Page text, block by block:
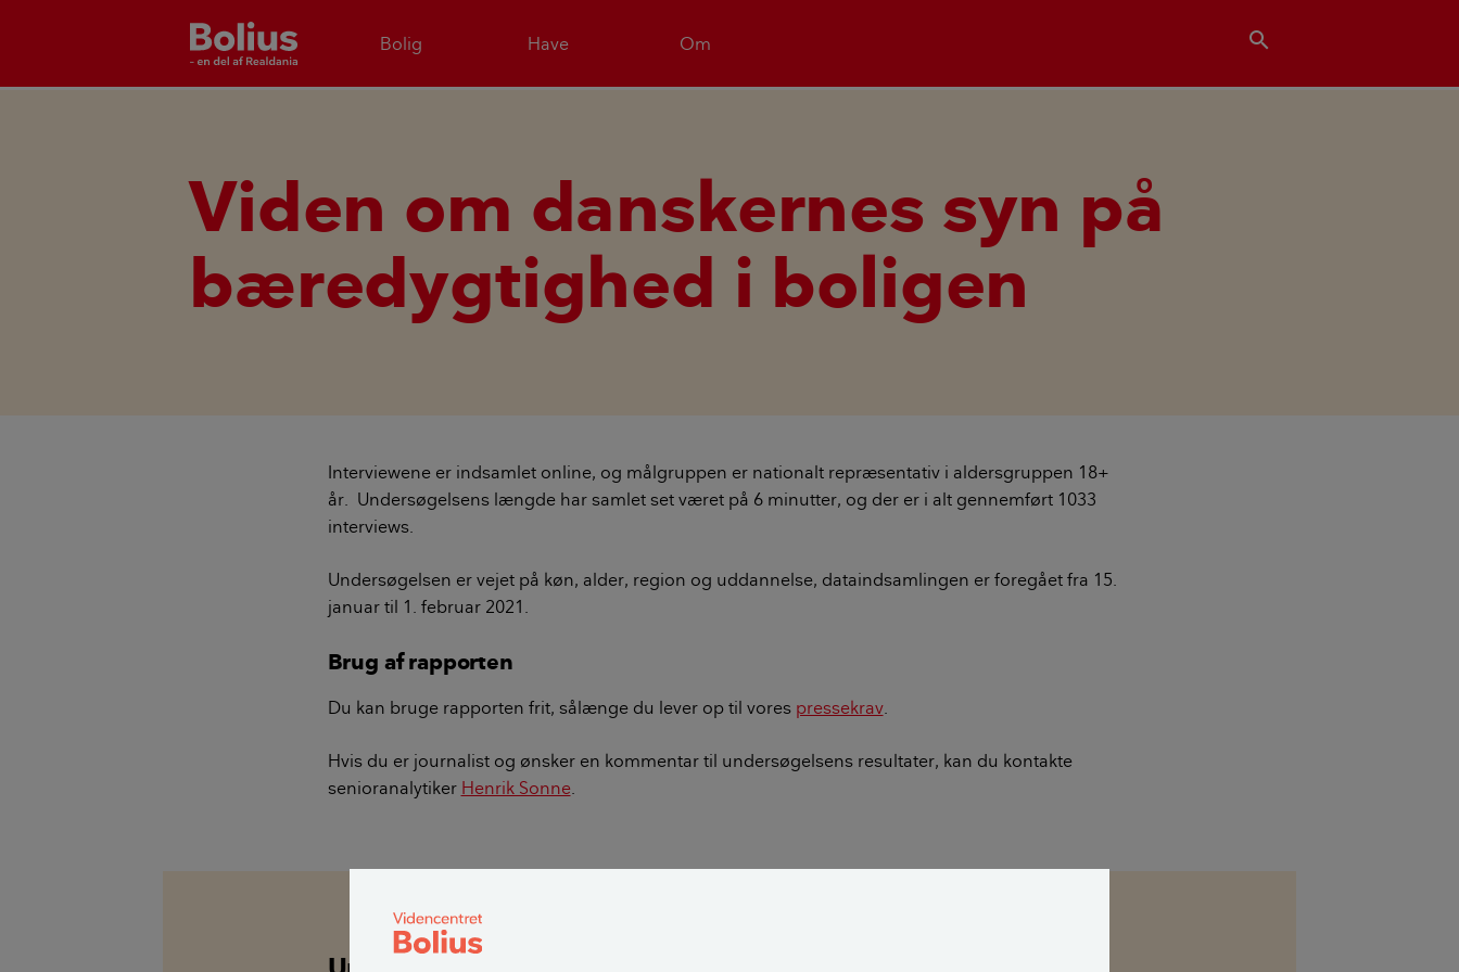
Bolig Have Om
Viden om danskernes syn på
bæredygtighed i boligen
Interviewene er indsamlet online, og målgruppen er nationalt repræsentativ i aldersgruppen 18+
år. Undersøgelsens længde har samlet set været på 6 minutter, og der er i alt gennemført 1033
interviews.
Undersøgelsen er vejet på køn, alder, region og uddannelse, dataindsamlingen er foregået fra 15.
januar til 1. februar 2021.​
Brug af rapporten
Du kan bruge rapporten frit, sålænge du lever op til vores pressekrav.
Hvis du er journalist og ønsker en kommentar til undersøgelsens resultater, kan du kontakte
senioranalytiker Henrik Sonne.